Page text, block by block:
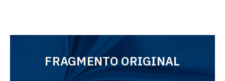
FRAGMENTO ORIGINAL